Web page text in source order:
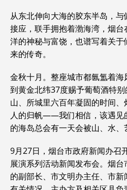
从东北伸向大海的胶东半岛，
接应，联手拥抱着渤海湾，烟
洋的神秘与富饶，也谱写着关
来的传奇。
金秋十月。整座城市都氤氲着
到黄金北纬37度赐予葡萄酒特
山、所城里六百年凝固的时间
人的归帆——我们相信，该遇见
的海岛总会有一天会被山、水、
9月27日，烟台市政府新闻办召
展演系列活动新闻发布会。烟
的副部长、市文明办主任、市